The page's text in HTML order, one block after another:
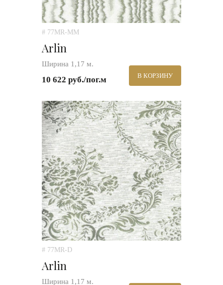
# 77MR-MM
Arlin
Ширина 1,17 м.
10 622 руб./пог.м В КОРЗИНУ
# 77MR-D
Arlin
Ширина 1,17 м.